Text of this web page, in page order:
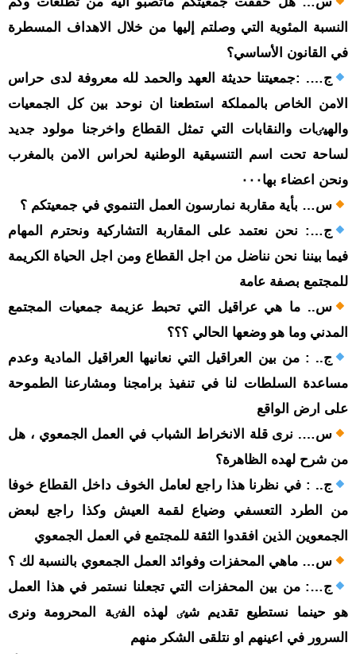
النسبة المئوية التي وصلتم إليها من خلال الاهداف المسطرة
في القانون الأساسي؟
ج…. :جمعيتنا حديثة العهد والحمد لله معروفة لدى حراس
الامن الخاص بالمملکة استطعنا ان نوحد بين کل الجمعيات
والهيٸات والنقابات التي تمثل القطاع واخرجنا مولود جديد
لساحة تحت اسم التنسيقية الوطنية لحراس الامن بالمغرب
ونحن اعضاء بها٠٠٠
س… بأية مقاربة نمارسون العمل التنموي في جمعيتكم ؟
ج…: نحن نعتمد على المقاربة التشارکية ونحترم المهام
فيما بيننا نحن نناضل من اجل القطاع ومن اجل الحياة الکريمة
للمجتمع بصفة عامة
س.. ما هي عراقيل التي تحبط عزيمة جمعيات المجتمع
المدني وما هو وضعها الحالي ؟؟؟
ج.. : من بين العراقيل التي نعانيھا العراقيل المادية وعدم
مساعدة السلطات لنا في تنفيذ برامجنا ومشارعنا الطموحة
على ارض الواقع
س…. نرى قلة الانخراط الشباب في العمل الجمعوي ، هل
من شرح لهده الظاهرة؟
ج.. : في نظرنا هذا راجع لعامل الخوف داخل القطاع خوفا
من الطرد التعسفي وضياع لقمة العيش وکذا راجع لبعض
الجمعوين الذين افقدوا الثقة للمجتمع في العمل الجمعوي
س… ماهي المحفزات وفوائد العمل الجمعوي بالنسبة لك ؟
ج…: من بين المحفزات التي تجعلنا نستمر في هذا العمل
هو حينما نستطيع تقديم شيٸ لهذه الفٸة المحرومة ونرى
السرور في اعينهم او نتلقى الشکر منهم